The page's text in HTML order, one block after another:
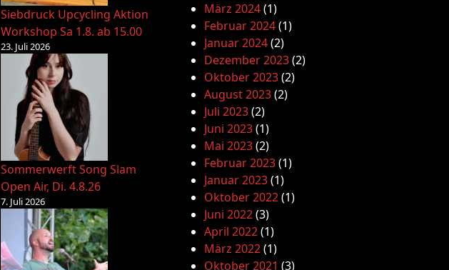
Siebdruck Upcycling Aktion
Workshop Sa 1.8. ab 15.00
23. Juli 2026
Sommerwerft Song Slam
Open Air, Di. 4.8.26
7. Juli 2026
März 2024(1)
Februar 2024(1)
Januar 2024(2)
Dezember 2023(2)
Oktober 2023(2)
August 2023(2)
Juli 2023(2)
Juni 2023(1)
Mai 2023(2)
Februar 2023(1)
Januar 2023(1)
Oktober 2022(1)
Juni 2022(3)
April 2022(1)
März 2022(1)
Oktober 2021 (3)